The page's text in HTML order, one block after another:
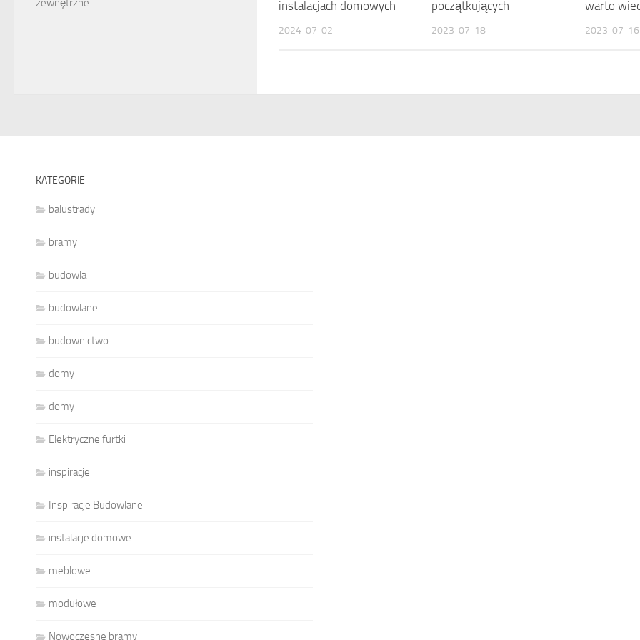
instalacjach domowych
2024-07-02
początkujących
2023-07-18
warto
2023-07-16
zewnętrzne
KATEGORIE
balustrady
bramy
budowla
budowlane
budownictwo
domy
domy
Elektryczne furtki
inspiracje
Inspiracje Budowlane
instalacje domowe
meblowe
modułowe
Nowoczesne bramy